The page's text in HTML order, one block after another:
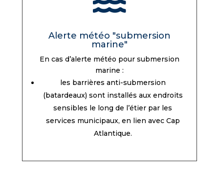
Alerte météo "submersion
marine"
En cas d’alerte météo pour submersion
marine :
les barrières anti-submersion
(batardeaux) sont installés aux endroits
sensibles le long de l’étier par les
services municipaux, en lien avec Cap
Atlantique.